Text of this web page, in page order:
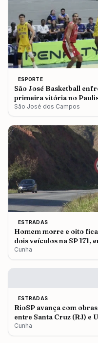
ESPORTE
São José Basketball
primeira vitória no
São José dos Campos
ESTRADAS
Homem morre e oito
dois veículos na SP 171,
Cunha
ESTRADAS
RioSP avança com
entre Santa Cruz (RJ) e
Cunha